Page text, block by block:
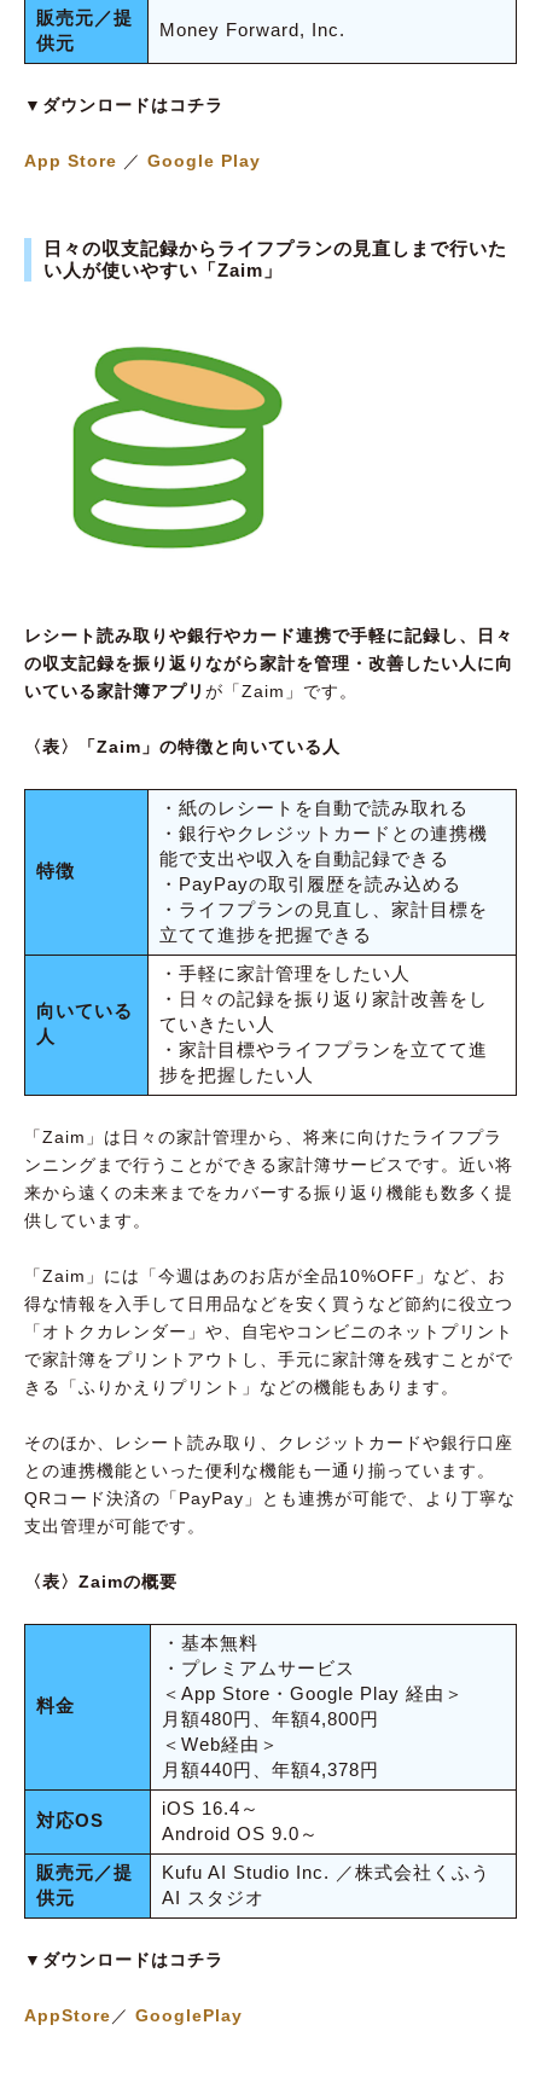
販売元／提
供元
Money Forward, Inc.
▼ダウンロードはコチラ
App Store ／ Google Play
日々の収支記録からライフプランの見直しまで行いた
い人が使いやすい「Zaim」
レシート読み取りや銀行やカード連携で手軽に記録し、日々
の収支記録を振り返りながら家計を管理・改善したい人に向
いている家計簿アプリ が「Zaim」です。
〈表〉「Zaim」の特徴と向いている人
特徴
・紙のレシートを自動で読み取れる
・銀行やクレジットカードとの連携機
能で支出や収入を自動記録できる
・PayPayの取引履歴を読み込める
・ライフプランの見直し、家計目標を
立てて進捗を把握できる
向いている
人
・手軽に家計管理をしたい人
・日々の記録を振り返り家計改善をし
ていきたい人
・家計目標やライフプランを立てて進
捗を把握したい人
「Zaim」は日々の家計管理から、将来に向けたライフプラ
ンニングまで行うことができる家計簿サービスです。近い将
来から遠くの未来までをカバーする振り返り機能も数多く提
供しています。
「Zaim」には「今週はあのお店が全品10%OFF」など、お
得な情報を入手して日用品などを安く買うなど節約に役立つ
「オトクカレンダー」や、自宅やコンビニのネットプリント
で家計簿をプリントアウトし、手元に家計簿を残すことがで
きる「ふりかえりプリント」などの機能もあります。
そのほか、レシート読み取り、クレジットカードや銀行口座
との連携機能といった便利な機能も一通り揃っています。
QRコード決済の「PayPay」とも連携が可能で、より丁寧な
支出管理が可能です。
〈表〉Zaimの概要
料金
・基本無料
・プレミアムサービス
＜App Store・Google Play 経由＞
月額480円、年額4,800円
＜Web経由＞
月額440円、年額4,378円
対応OS
iOS 16.4～
Android OS 9.0～
販売元／提
供元
Kufu AI Studio Inc. ／株式会社くふう
AI スタジオ
▼ダウンロードはコチラ
AppStore ／ GooglePlay